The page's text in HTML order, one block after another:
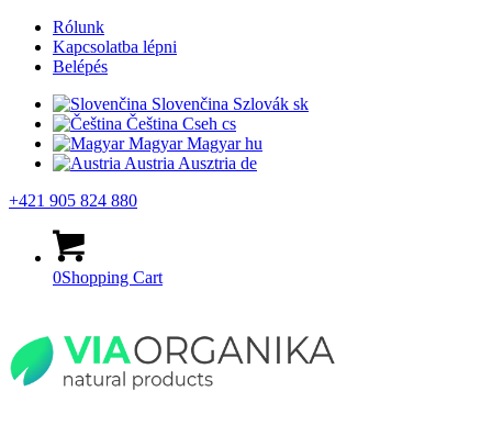
Rólunk
Kapcsolatba lépni
Belépés
Slovenčina Szlovák sk
Čeština Cseh cs
Magyar Magyar hu
Austria Ausztria de
+421 905 824 880
0Shopping Cart